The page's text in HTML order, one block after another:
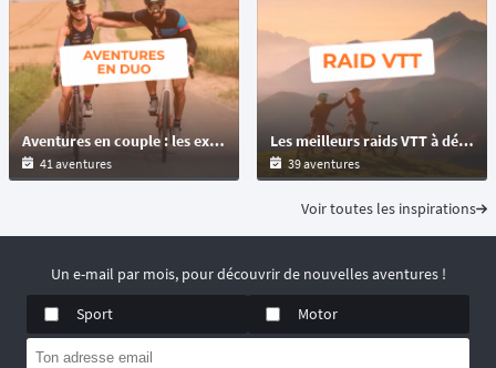
Aventures en couple : les expériences inoubliables pour les amoureux d’évasion à l'occasion de la Saint Valentin
41 aventures
Les meilleurs raids VTT à découvrir sur Owaka : MTB, Ebike et Fatbike en France et dans le monde
39 aventures
Voir toutes les inspirations
Un e-mail par mois, pour découvrir de nouvelles aventures !
Sport
Motor